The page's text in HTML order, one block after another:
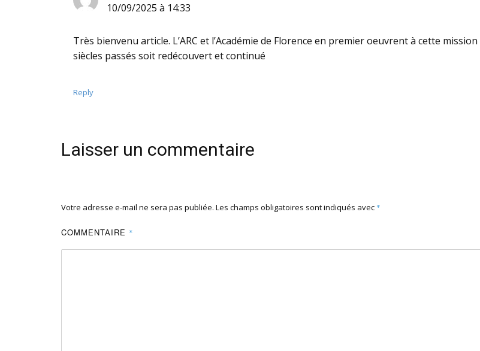
10/09/2025 à 14:33
Très bienvenu article. L’ARC et l’Académie de Florence en premier oeuvrent à cette
siècles passés soit redécouvert et continué
Reply
Laisser un commentaire
Votre adresse e-mail ne sera pas publiée. Les champs obligatoires sont indiqués avec *
COMMENTAIRE *